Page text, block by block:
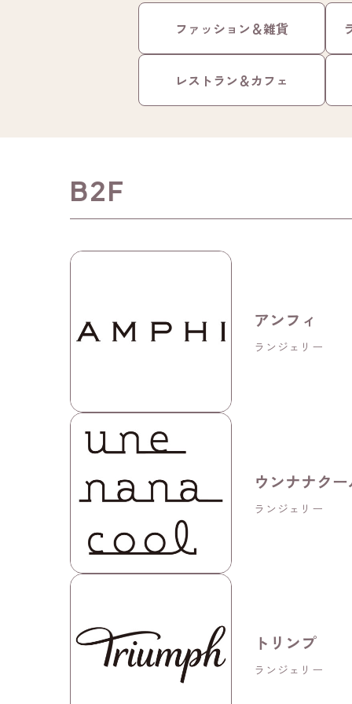
ファッション＆雑貨
レストラン＆カフェ
B2F
アンフィ
ランジェリー
ウンナナク
ランジェリー
トリンプ
ランジェリー